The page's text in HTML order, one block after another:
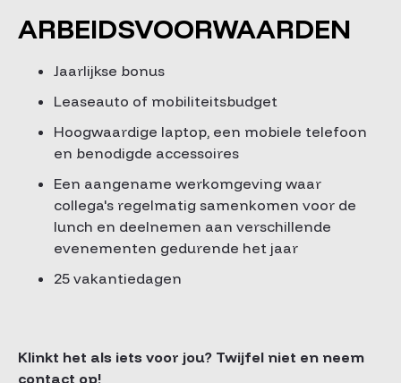
ARBEIDSVOORWAARDEN
Jaarlijkse bonus
Leaseauto of mobiliteitsbudget
Hoogwaardige laptop, een mobiele telefoon
en benodigde accessoires
Een aangename werkomgeving waar
collega's regelmatig samenkomen voor de
lunch en deelnemen aan verschillende
evenementen gedurende het jaar
25 vakantiedagen
Klinkt het als iets voor jou? Twijfel niet en neem
contact op!